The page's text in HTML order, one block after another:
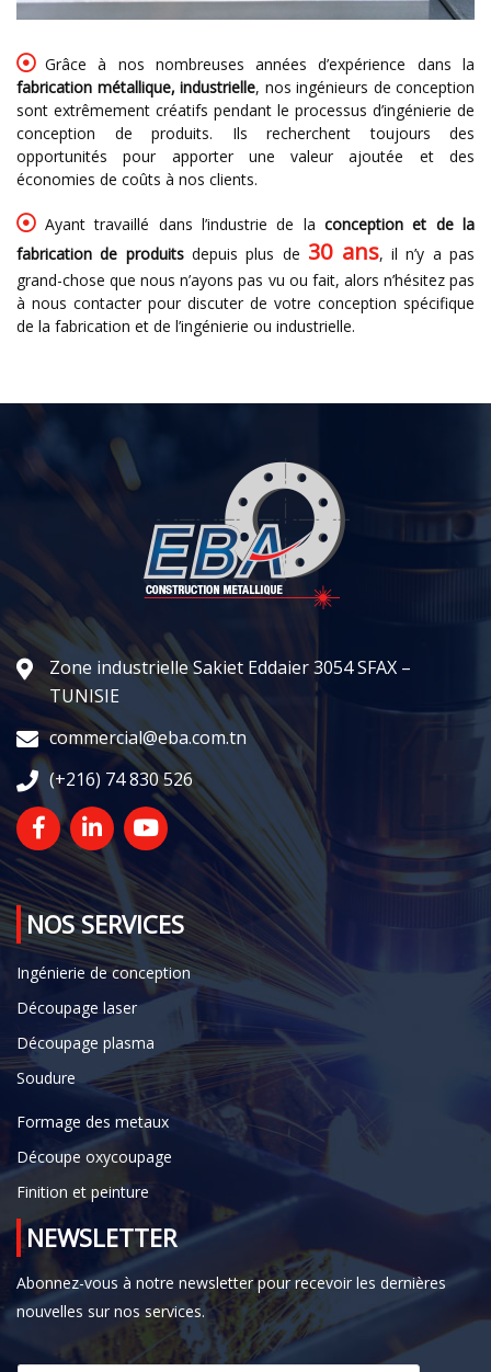
Grâce à nos nombreuses années d’expérience dans la
fabrication métallique, industrielle, nos ingénieurs de conception
sont extrêmement créatifs pendant le processus d’ingénierie de
conception de produits. Ils recherchent toujours des
opportunités pour apporter une valeur ajoutée et des
économies de coûts à nos clients.
Ayant travaillé dans l’industrie de la conception et de la
fabrication de produitsdepuis plus de 30 ans, il n’y a pas
grand-chose que nous n’ayons pas vu ou fait, alors n’hésitez pas
à nous contacter pour discuter de votre conception spécifique
de la fabrication et de l’ingénierie ou industrielle.
Zone industrielle Sakiet Eddaier 3054 SFAX –
TUNISIE
commercial@eba.com.tn
(+216) 74 830 526
NOS SERVICES
Ingénierie de conception
Découpage laser
Découpage plasma
Soudure
Formage des metaux
Découpe oxycoupage
Finition et peinture
NEWSLETTER
Abonnez-vous à notre newsletter pour recevoir les dernières
nouvelles sur nos services.